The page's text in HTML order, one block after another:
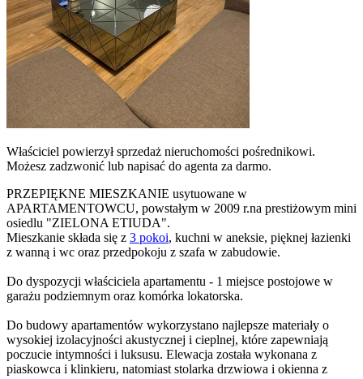
Właściciel powierzył sprzedaż nieruchomości pośrednikowi.
Możesz zadzwonić lub napisać do agenta za darmo.
PRZEPIĘKNE MIESZKANIE usytuowane w
APARTAMENTOWCU, powstałym w 2009 r.na prestiżowym mini
osiedlu "ZIELONA ETIUDA".
Mieszkanie składa się z 3 pokoi, kuchni w aneksie, pięknej łazienki
z wanną i wc oraz przedpokoju z szafa w zabudowie.
Do dyspozycji właściciela apartamentu - 1 miejsce postojowe w
garażu podziemnym oraz komórka lokatorska.
Do budowy apartamentów wykorzystano najlepsze materiały o
wysokiej izolacyjności akustycznej i cieplnej, które zapewniają
poczucie intymności i luksusu. Elewacja została wykonana z
piaskowca i klinkieru, natomiast stolarka drzwiowa i okienna z